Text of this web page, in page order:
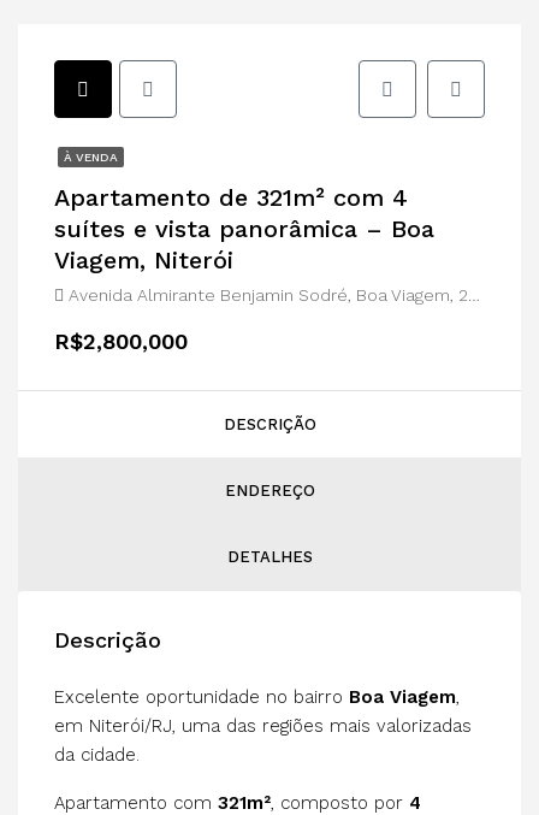
À VENDA
Apartamento de 321m² com 4
suítes e vista panorâmica – Boa
Viagem, Niterói
Avenida Almirante Benjamin Sodré, Boa Viagem, 24210390, Niterói-Rio de Janeiro
R$2,800,000
DESCRIÇÃO
ENDEREÇO
DETALHES
Descrição
Excelente oportunidade no bairro Boa Viagem,
em Niterói/RJ, uma das regiões mais valorizadas
da cidade.
Apartamento com 321m², composto por 4